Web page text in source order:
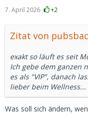
Man muss also leider
7. April 2026 +2
Zitat von
exakt so läuft es seit
Ich gebe dem ganzen
es als "VIP", danach
lieber beim Wellness...
Was soll sich ändern,